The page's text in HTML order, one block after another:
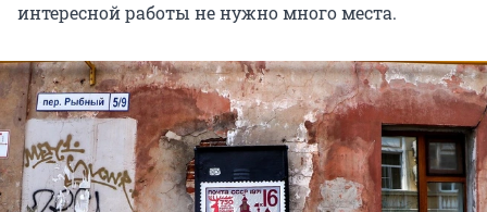
интересной работы не нужно много места.